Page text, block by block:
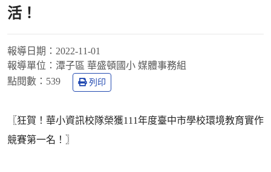
活！
報導日期： 2022-11-01
報導單位： 潭子區 華盛頓國小 媒體事務組
點閱數： 539 列印
〖狂賀！華小資訊校隊榮獲111年度臺中市學校環境教育實作
競賽第一名！〗